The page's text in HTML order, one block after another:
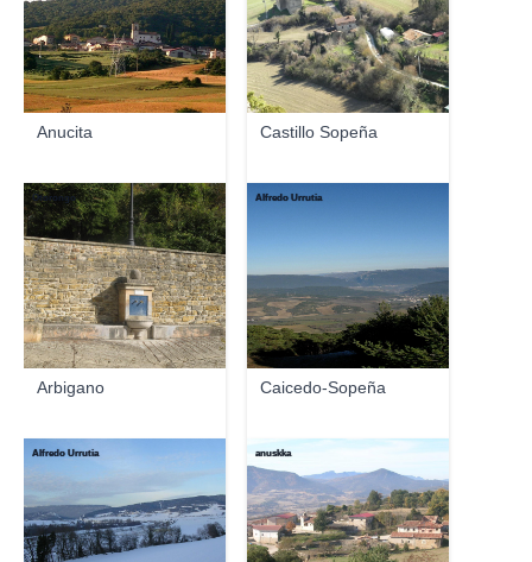
Anucita Castillo Sopeña
Arbigano
Otorongo
Caicedo-Sopeña
Alfredo Urrutia
Alfredo Urrutia anuskka